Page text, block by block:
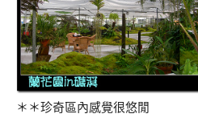
＊＊珍奇區內感覺很悠閒